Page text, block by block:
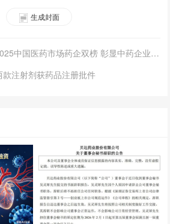
生成封面
上一篇：葵花药业荣登2025中国医药市场药企双榜 彰显中药企业综合实力
注射剂获药品注册批件